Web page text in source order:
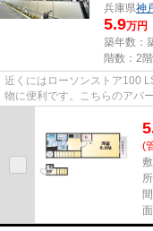
兵庫県神
5.9万円
築年数：
階数：2
近くにはローソンストア100
物に便利です。こちらのアパ
(